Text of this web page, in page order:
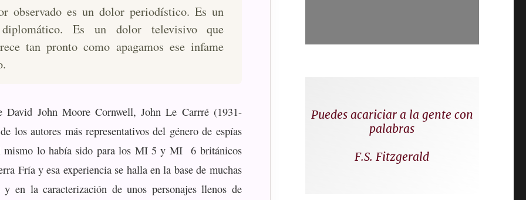
observado es un dolor periodístico. Es un
Es un dolor televisivo que
tan pronto como apagamos ese infame
David John Moore Cornwell, John Le Carrré (1931-
los autores más representativos del género de espías
lo había sido para los MI 5 y MI 6 británicos
Fría y esa experiencia se halla en la base de muchas
y en la caracterización de unos personajes llenos de
Puedes acariciar a la gente con
palabras
F.S. Fitzgerald